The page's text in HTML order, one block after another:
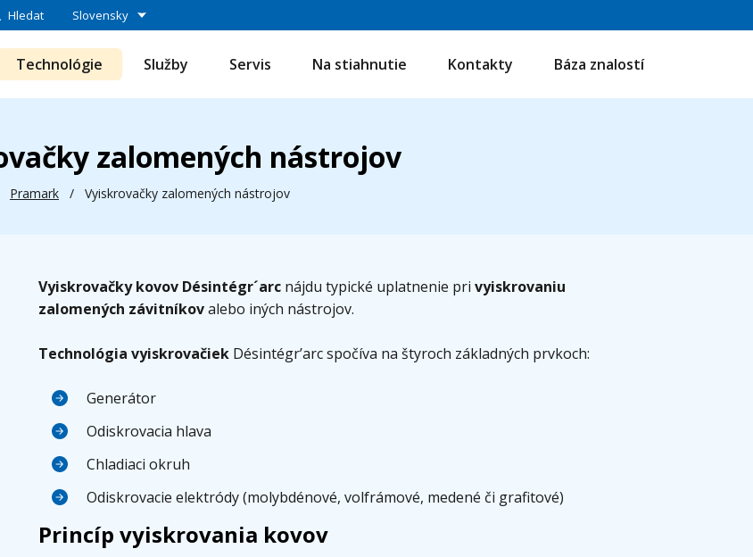
Hledat Slovensky
Technológie Služby Servis Na stiahnutie Kontakty Báza znalostí
zalomených nástrojov
Pramark / Vyiskrovačky zalomených nástrojov
Vyiskrovačky kovov Désintégr´arc nájdu typické uplatnenie pri vyiskrovaniu
zalomených závitníkovalebo iných nástrojov.
Technológia vyiskrovačiek Désintégr’arc spočíva na štyroch základných prvkoch:
Generátor
Odiskrovacia hlava
Chladiaci okruh
Odiskrovacie elektródy (molybdénové, volfrámové, medené či grafitové)
Princíp vyiskrovania kovov